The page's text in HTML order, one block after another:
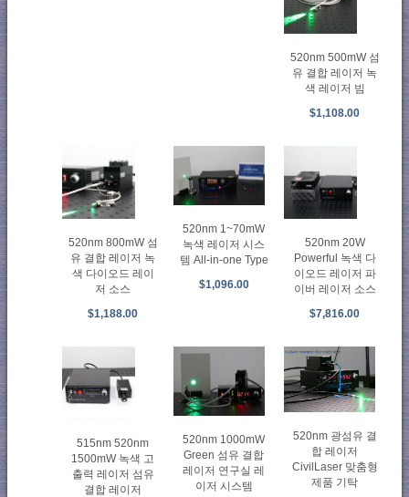
520nm 500mW 섬
유 결합 레이저 녹
색 레이저 빔
$1,108.00
520nm 800mW 섬
유 결합 레이저 녹
색 다이오드 레이
저 소스
$1,188.00
520nm 1~70mW
녹색 레이저 시스
템 All-in-one Type
$1,096.00
520nm 20W
Powerful 녹색 다
이오드 레이저 파
이버 레이저 소스
$7,816.00
515nm 520nm
1500mW 녹색 고
출력 레이저 섬유
결합 레이저
520nm 1000mW
Green 섬유 결합
레이저 연구실 레
이저 시스템
520nm 광섬유 결
합 레이저
CivilLaser 맞춤형
제품 기탁